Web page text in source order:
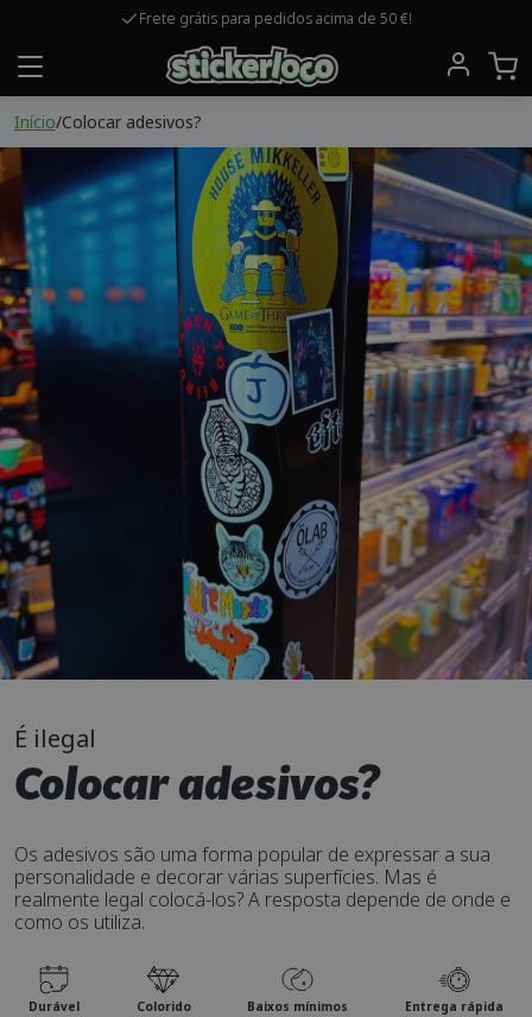
Frete grátis para pedidos acima de 50 €!
Início/Colocar adesivos?
É ilegal
Colocar adesivos?
Os adesivos são uma forma popular de expressar a sua
personalidade e decorar várias superfícies. Mas é
realmente legal colocá-los? A resposta depende de onde e
como os utiliza.
Durável Colorido Baixos mínimos Entrega rápida